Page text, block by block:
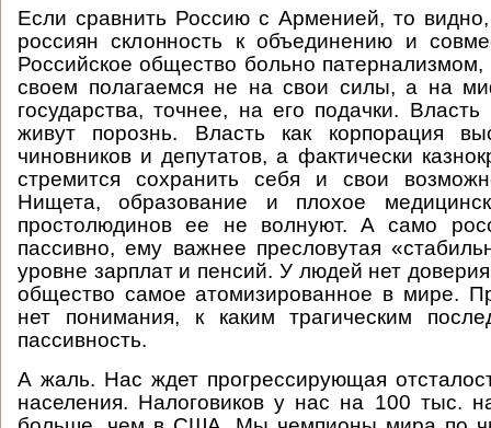
Если сравнить Россию с Арменией, то
россиян склонность к объединению и
Российское общество больно
своем полагаемся не на свои силы, а на
государства, точнее, на его подачки.
живут порознь. Власть как корпорация
чиновников и депутатов, а фактически
стремится сохранить себя и свои
Нищета, образование и плохое
простолюдинов ее не волнуют. А само
пассивно, ему важнее пресловутая
уровне зарплат и пенсий. У людей нет
общество самое атомизированное в мире.
нет понимания, к каким трагическим
пассивность.
А жаль. Нас ждет прогрессирующая
населения. Налоговиков у нас на 100 тыс.